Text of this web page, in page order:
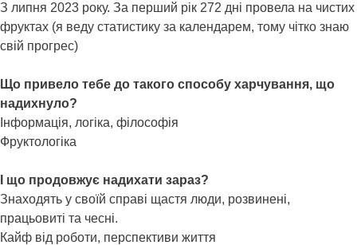
З липня 2023 року. За перший рік 272 дні провела на чистих
фруктах (я веду статистику за календарем, тому чітко знаю
свій прогрес)
Що привело тебе до такого способу харчування, що
надихнуло?
Інформація, логіка, філософія
Фруктологіка
І що продовжує надихати зараз?
Знаходять у своїй справі щастя люди, розвинені,
працьовиті та чесні.
Кайф від роботи, перспективи життя